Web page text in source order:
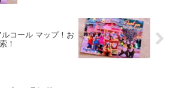
コール マップ！お
！